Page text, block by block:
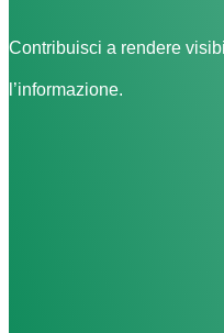
Contribuisci a rendere
l’informazione.